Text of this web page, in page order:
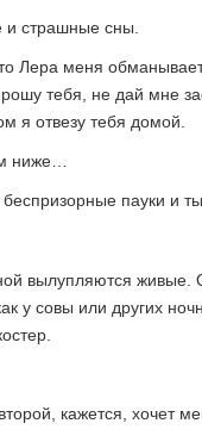
страшные сны.
Лера меня
тебя, не дай мне
я отвезу тебя домой.
ниже…
пауки и
вылупляются живые.
у совы или других
кажется, хочет